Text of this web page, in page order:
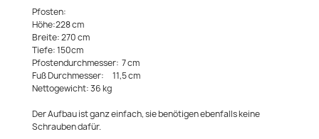
Pfosten:
Höhe:228 cm
Breite: 270 cm
Tiefe: 150cm
Pfostendurchmesser: 7 cm
Fuß Durchmesser: 11,5 cm
Nettogewicht: 36 kg
Der Aufbau ist ganz einfach, sie benötigen ebenfalls keine
Schrauben dafür.